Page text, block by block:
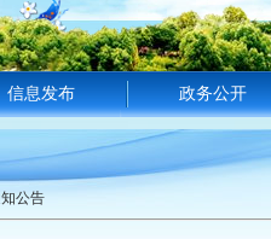
信息发布 政务公开
公告